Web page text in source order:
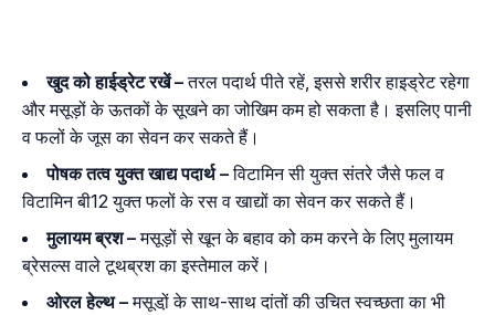
खुद को हाईड्रेट रखें –तरल पदार्थ पीते रहें, इससे शरीर हाइड्रेट रहेगा
और मसूड़ों के ऊतकों के सूखने का जोखिम कम हो सकता है। इसलिए पानी
व फलों के जूस का सेवन कर सकते हैं।
पोषक तत्व युक्त खाद्य पदार्थ –विटामिन सी युक्त संतरे जैसे फल व
विटामिन बी12 युक्त फलों के रस व खाद्यों का सेवन कर सकते हैं।
मुलायम ब्रश –मसूड़ों से खून के बहाव को कम करने के लिए मुलायम
ब्रेसल्स वाले टूथब्रश का इस्तेमाल करें।
ओरल हेल्थ –मसूडो़ं के साथ-साथ दांतों की उचित स्वच्छता का भी